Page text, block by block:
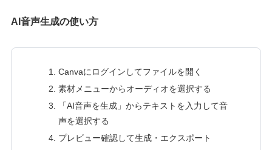
AI音声生成の使い方
Canvaにログインしてファイルを開く
素材メニューからオーディオを選択する
「AI音声を生成」からテキストを入力して音
声を選択する
プレビュー確認して生成・エクスポート